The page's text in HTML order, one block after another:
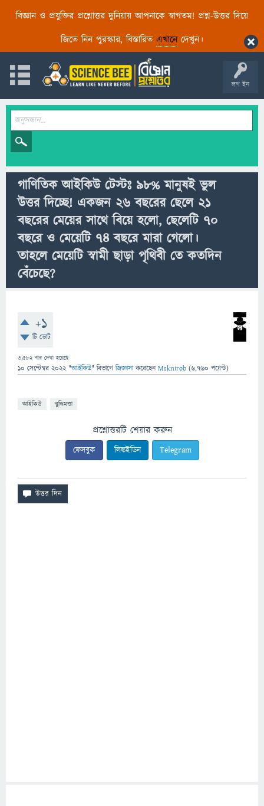
বিজ্ঞান ও প্রযুক্তির প্রশ্নোত্তর দুনিয়ায় আপনাকে স্বাগতম! প্রশ্ন-উত্তর দিয়ে
জিতে নিন পুরস্কার, বিস্তারিত এখানেদেখুন।
লগ ইন
গাণিতিক আইকিউ টেস্টঃ ৯৮% মানুষই ভুল
উত্তর দিচ্ছে! একজন ২৬ বছরের ছেলে ২১
বছরের মেয়ের সাথে বিয়ে হলো, ছেলেটি ৭০
বছরে ও মেয়েটি ৭৪ বছরে মারা গেলো।
তাহলে মেয়েটি স্বামী ছাড়া পৃথিবী তে কতদিন
বেঁচেছে?
+1
টি ভোট
3,582বার দেখা হয়েছে
10 সেপ্টেম্বর 2022 "আইকিউ" বিভাগে জিজ্ঞাসাকরেছেনMsknirob (6,760 পয়েন্ট)
আইকিউ বুদ্ধিমত্তা
প্রশ্নোত্তরটি শেয়ার করুন
ফেসবুক লিঙ্কইডিন Telegram